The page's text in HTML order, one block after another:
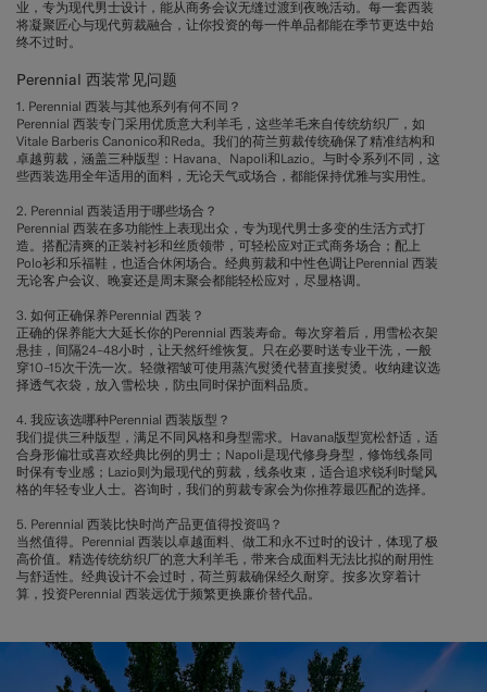
业，专为现代男士设计，能从商务会议无缝过渡到夜晚活动。每一套西装
将凝聚匠心与现代剪裁融合，让你投资的每一件单品都能在季节更迭中始
终不过时。
Perennial 西装常见问题
1. Perennial 西装与其他系列有何不同？
Perennial 西装专门采用优质意大利羊毛，这些羊毛来自传统纺织厂，如
Vitale Barberis Canonico和Reda。我们的荷兰剪裁传统确保了精准结构和
卓越剪裁，涵盖三种版型：Havana、Napoli和Lazio。与时令系列不同，这
些西装选用全年适用的面料，无论天气或场合，都能保持优雅与实用性。
2. Perennial 西装适用于哪些场合？
Perennial 西装在多功能性上表现出众，专为现代男士多变的生活方式打
造。搭配清爽的正装衬衫和丝质领带，可轻松应对正式商务场合；配上
Polo衫和乐福鞋，也适合休闲场合。经典剪裁和中性色调让Perennial 西装
无论客户会议、晚宴还是周末聚会都能轻松应对，尽显格调。
3. 如何正确保养Perennial 西装？
正确的保养能大大延长你的Perennial 西装寿命。每次穿着后，用雪松衣架
悬挂，间隔24–48小时，让天然纤维恢复。只在必要时送专业干洗，一般
穿10–15次干洗一次。轻微褶皱可使用蒸汽熨烫代替直接熨烫。收纳建议选
择透气衣袋，放入雪松块，防虫同时保护面料品质。
4. 我应该选哪种Perennial 西装版型？
我们提供三种版型，满足不同风格和身型需求。Havana版型宽松舒适，适
合身形偏壮或喜欢经典比例的男士；Napoli是现代修身身型，修饰线条同
时保有专业感；Lazio则为最现代的剪裁，线条收束，适合追求锐利时髦风
格的年轻专业人士。咨询时，我们的剪裁专家会为你推荐最匹配的选择。
5. Perennial 西装比快时尚产品更值得投资吗？
当然值得。Perennial 西装以卓越面料、做工和永不过时的设计，体现了极
高价值。精选传统纺织厂的意大利羊毛，带来合成面料无法比拟的耐用性
与舒适性。经典设计不会过时，荷兰剪裁确保经久耐穿。按多次穿着计
算，投资Perennial 西装远优于频繁更换廉价替代品。